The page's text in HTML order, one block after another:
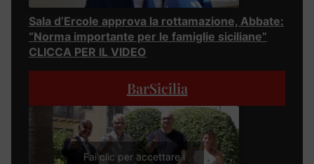
Sala d’Ercole approva la rottamazione, Abbate:
“Norma importante per le famiglie siciliane”
CLICCA PER IL VIDEO
BarSicilia
Fai clic per accettare i